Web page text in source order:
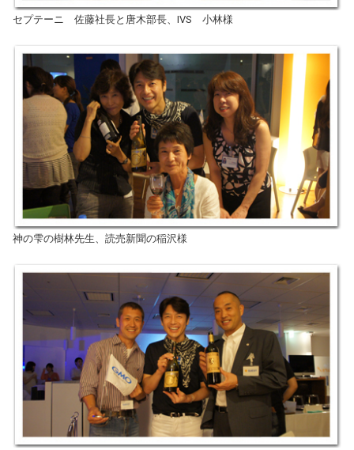
セプテーニ 佐藤社長と唐木部長、IVS 小林様
神の雫の樹林先生、読売新聞の稲沢様